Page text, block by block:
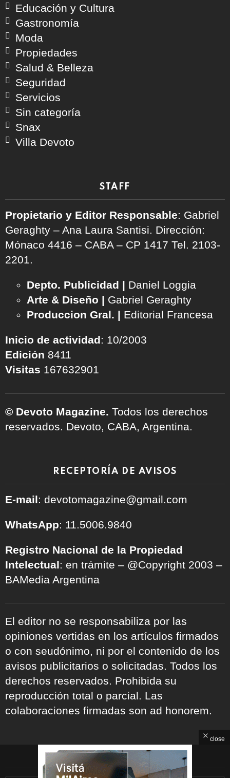
Educación y Cultura
Gastronomía
Moda
Propiedades
Salud & Belleza
Seguridad
Servicios
Sin categoría
Snax
Villa Devoto
STAFF
Propietario y Editor Responsable: Gabriel
Geraghty – Ana Laura Santisi. Dirección:
Mónaco 4416 – CABA – CP 1417 Tel. 2103-
2201.
Depto. Publicidad | Daniel Loggia
Arte & Diseño | Gabriel Geraghty
Produccion Gral. | Editorial Francesa
Inicio de actividad: 10/2003
Edición 8411
Visitas 167632901
© Devoto Magazine. Todos los derechos
reservados. Devoto, CABA, Argentina.
RECEPTORÍA DE AVISOS
E-mail: devotomagazine@gmail.com
WhatsApp: 11.5006.9840
Registro Nacional de la Propiedad
Intelectual: en trámite – @Copyright 2003 –
BAMedia Argentina
El editor no se responsabiliza por las
opiniones vertidas en los artículos firmados
o con seudónimo, ni por el contenido de los
avisos publicitarios o solicitadas. Todos los
derechos reservados. Prohibida su
reproducción total o parcial. Las
colaboraciones firmadas son ad honorem.
ARCHIVOS
close